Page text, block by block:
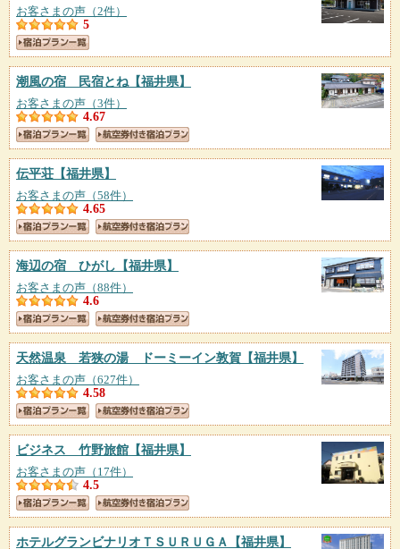
お客さまの声（2件）
5
潮風の宿 民宿とね 【福井県】
お客さまの声（3件）
4.67
伝平荘 【福井県】
お客さまの声（58件）
4.65
海辺の宿 ひがし 【福井県】
お客さまの声（88件）
4.6
天然温泉 若狭の湯 ドーミーイン敦賀 【福井県】
お客さまの声（627件）
4.58
ビジネス 竹野旅館 【福井県】
お客さまの声（17件）
4.5
ホテルグランビナリオＴＳＵＲＵＧＡ 【福井県】